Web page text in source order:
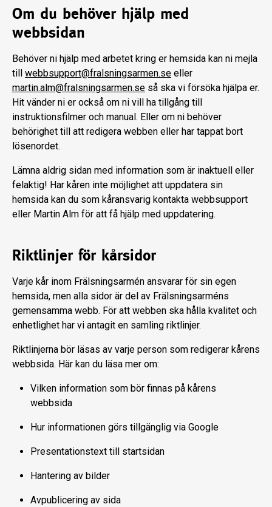
Om du behöver hjälp med
webbsidan
Behöver ni hjälp med arbetet kring er hemsida kan ni mejla
till webbsupport@fralsningsarmen.se eller
martin.alm@fralsningsarmen.se så ska vi försöka hjälpa er.
Hit vänder ni er också om ni vill ha tillgång till
instruktionsfilmer och manual. Eller om ni behöver
behörighet till att redigera webben eller har tappat bort
lösenordet.
Lämna aldrig sidan med information som är inaktuell eller
felaktig! Har kåren inte möjlighet att uppdatera sin
hemsida kan du som kåransvarig kontakta webbsupport
eller Martin Alm för att få hjälp med uppdatering.
Riktlinjer för kårsidor
Varje kår inom Frälsningsarmén ansvarar för sin egen
hemsida, men alla sidor är del av Frälsningsarméns
gemensamma webb. För att webben ska hålla kvalitet och
enhetlighet har vi antagit en samling riktlinjer.
Riktlinjerna bör läsas av varje person som redigerar kårens
webbsida. Här kan du läsa mer om:
Vilken information som bör finnas på kårens
webbsida
Hur informationen görs tillgänglig via Google
Presentationstext till startsidan
Hantering av bilder
Avpublicering av sida